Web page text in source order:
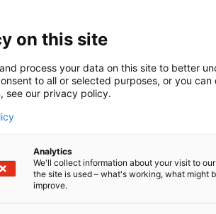
IN ORDNUNG SEIN
on this site
process your data on this site to better
to all or selected purposes, or you can
see our privacy policy.
Analytics
We'll collect information about your visit to
the site is used – what's working, what might
improve.